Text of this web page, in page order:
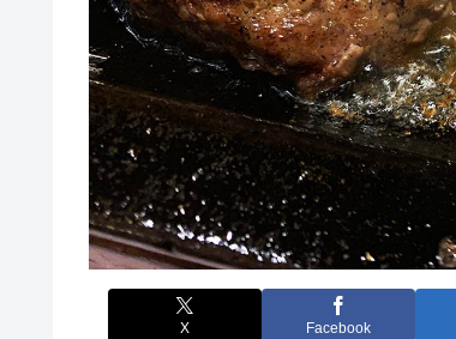
X Facebook